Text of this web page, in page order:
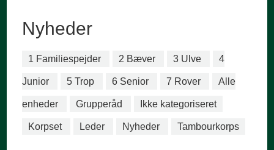
Nyheder
1 Familiespejder 2 Bæver 3 Ulve 4
Junior 5 Trop 6 Senior 7 Rover Alle
enheder Grupperåd Ikke kategoriseret
Korpset Leder Nyheder Tambourkorps